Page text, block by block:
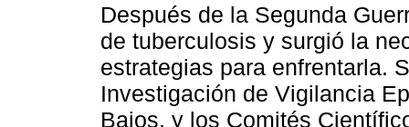
Después de la Segunda
de tuberculosis y surgió la
estrategias para enfrentarla.
Investigación de Vigilancia
Bajos, y los Comités